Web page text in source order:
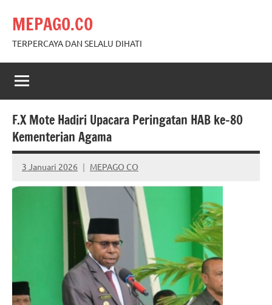
content
MEPAGO.CO
TERPERCAYA DAN SELALU DIHATI
F.X Mote Hadiri Upacara Peringatan HAB ke-80
Kementerian Agama
3 Januari 2026 MEPAGO CO
No
comments